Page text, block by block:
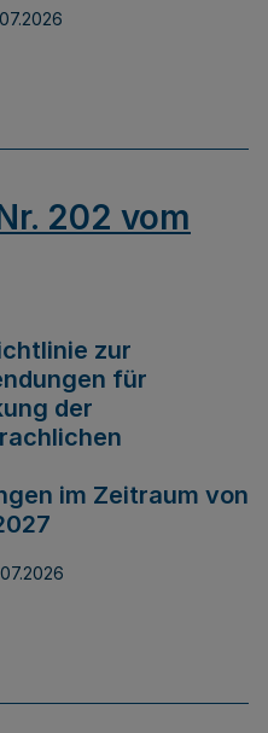
202 vom
zur
für
der
im Zeitraum von